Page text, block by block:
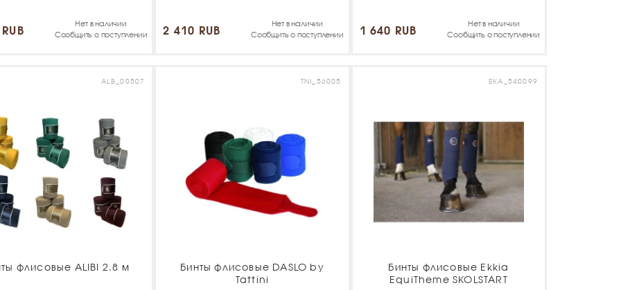
Нет в наличии
Сообщить о поступлении
2 410 RUB
Нет в наличии
Сообщить о поступлении
1 640 RUB
Нет в наличии
Сообщить о поступлении
ALB_00507
флисовые ALIBI 2.8 м
TNI_56005
Бинты флисовые DASLO by
Tattini
EKA_540099
Бинты флисовые Ekkia
EquiTheme SKOLSTART